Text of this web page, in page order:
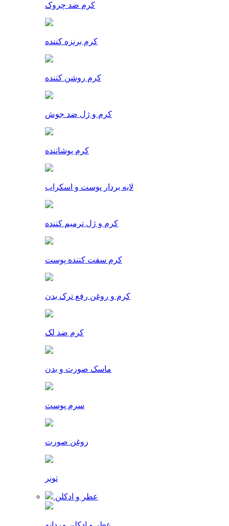
کرم ضد چروک
کرم برنزه کننده
کرم روشن کننده
کرم و ژل ضد جوش
کرم پوشاننده
لایه بردار پوست و اسکراب
کرم و ژل ترمیم کننده
کرم سفت کننده پوست
کرم و روغن رفع ترک بدن
کرم ضد لک
ماسک صورت و بدن
سرم پوست
روغن صورت
تونر
عطر و ادکلن